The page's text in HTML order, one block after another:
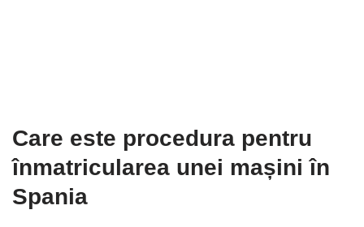
Care este procedura pentru
înmatricularea unei mașini în
Spania